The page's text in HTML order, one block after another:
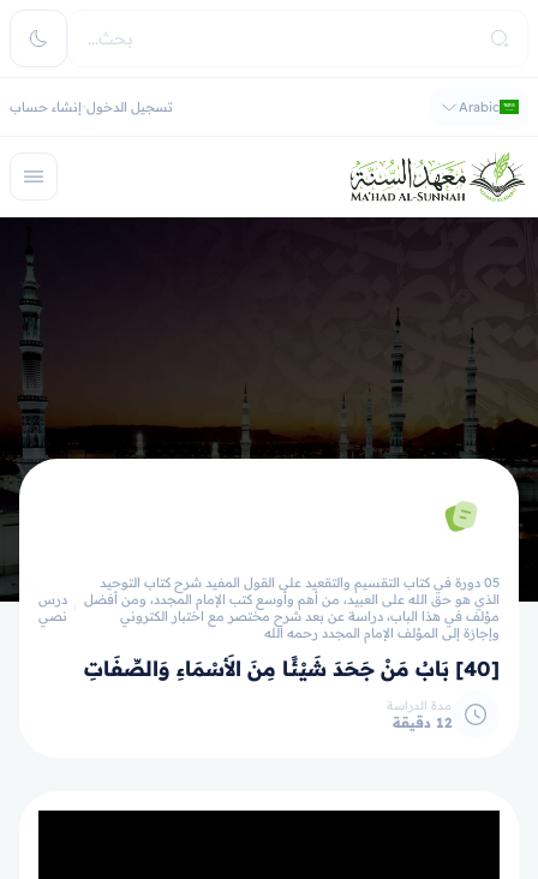
Arabic تسجيل الدخول إنشاء حساب
05 دورة في كتاب التقسيم والتقعيد على القول المفيد شرح كتاب التوحيد
الذي هو حق الله على العبيد، من أهم وأوسع كتب الإمام المجدد، ومن أفضل
مؤلف في هذا الباب، دراسة عن بعد شرح مختصر مع اختبار الكتروني
وإجازة إلى المؤلف الإمام المجدد رحمه الله
درس
نصي
[40] بَابُ مَنْ جَحَدَ شَيْئًا مِنَ الأَسْمَاءِ وَالصِّفَاتِ
مدة الدراسة
12 دقيقة